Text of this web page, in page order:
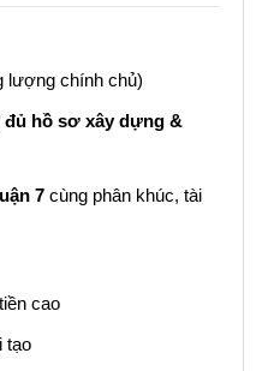
chính chủ)
đủ hồ sơ xây dựng &
7 cùng phân khúc, tài
cao
tạo